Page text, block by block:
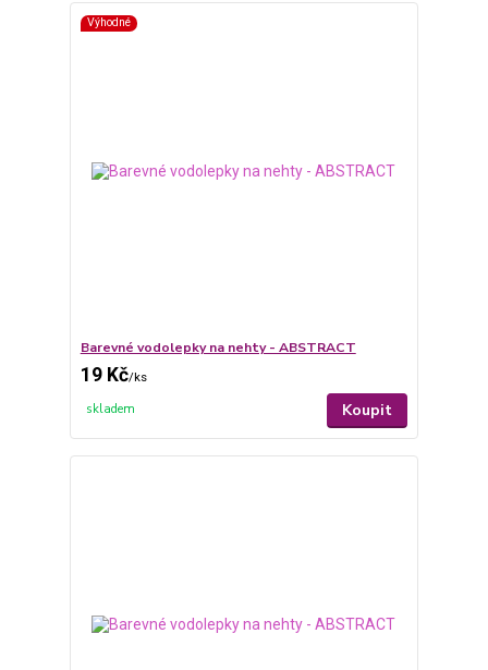
Výhodné
Barevné vodolepky na nehty - ABSTRACT
19 Kč/ks
skladem Koupit